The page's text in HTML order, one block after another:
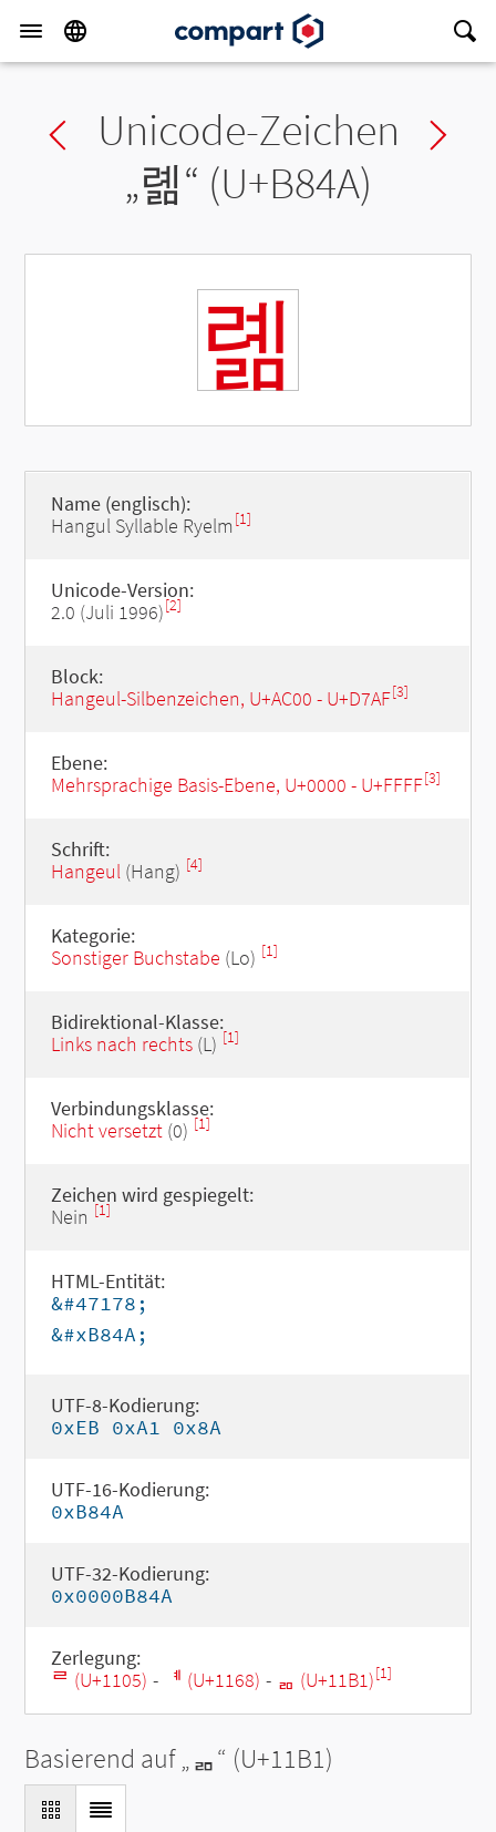
Previous char
Unicode-Zeichen
„롊“ (U+B84A)
롊
Name (englisch):
Hangul Syllable Ryelm [1]
Unicode-Version:
2.0 (Juli 1996)[2]
Block:
Hangeul-Silbenzeichen, U+AC00 - U+D7AF[3]
Ebene:
Mehrsprachige Basis-Ebene, U+0000 - U+FFFF[3]
Schrift:
Hangeul(Hang) [4]
Kategorie:
Sonstiger Buchstabe (Lo) [1]
Bidirektional-Klasse:
Links nach rechts(L) [1]
Verbindungsklasse:
Nicht versetzt(0) [1]
Zeichen wird gespiegelt:
Nein [1]
HTML-Entität:
&#47178;
&#xB84A;
UTF-8-Kodierung:
0xEB 0xA1 0x8A
UTF-16-Kodierung:
0xB84A
UTF-32-Kodierung:
0x0000B84A
Zerlegung:
ᄅ (U+1105) - ᅨ (U+1168) - ᆱ (U+11B1)[1]
Basierend auf „ᆱ“ (U+11B1)